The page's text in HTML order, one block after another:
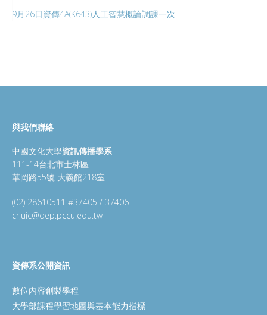
9月26日資傳4A(K643)人工智慧概論調課一次
與我們聯絡
中國文化大學資訊傳播學系
111-14台北市士林區
華岡路55號 大義館218室
(02) 28610511 #37405 / 37406
crjuic@dep.pccu.edu.tw
資傳系公開資訊
數位內容創製學程
大學部課程學習地圖與基本能力指標